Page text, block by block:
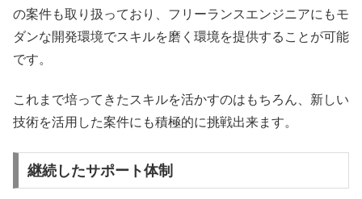
の案件も取り扱っており、フリーランスエンジニアにもモ
ダンな開発環境でスキルを磨く環境を提供することが可能
です。
これまで培ってきたスキルを活かすのはもちろん、新しい
技術を活用した案件にも積極的に挑戦出来ます。
継続したサポート体制